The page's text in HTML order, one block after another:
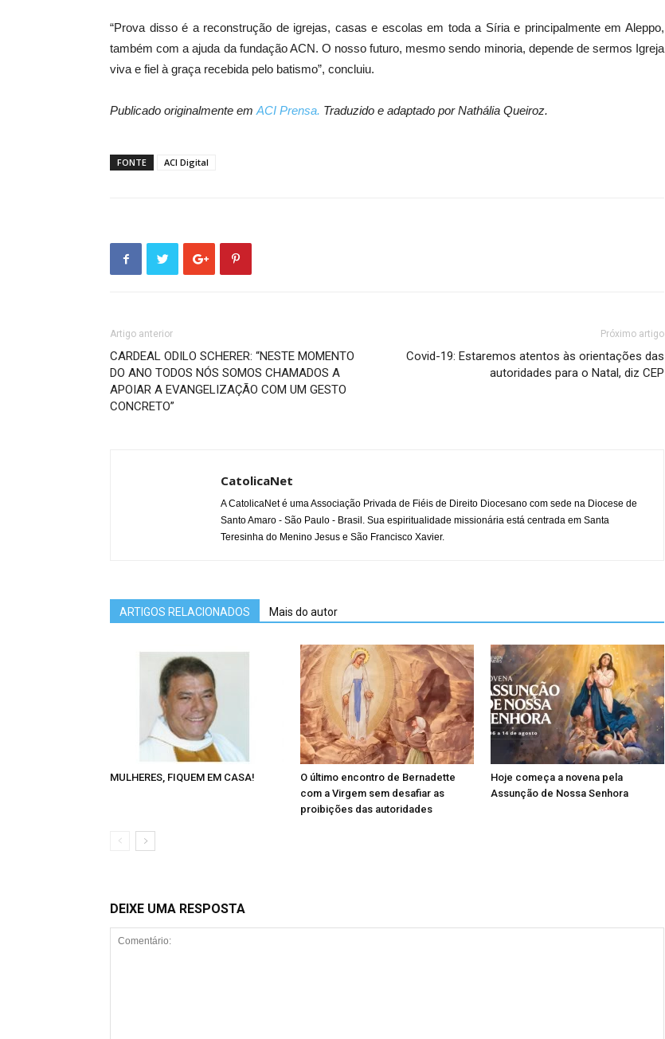
“Prova disso é a reconstrução de igrejas, casas e escolas em toda a Síria e principalmente em Aleppo,
também com a ajuda da fundação ACN. O nosso futuro, mesmo sendo minoria, depende de sermos Igreja
viva e fiel à graça recebida pelo batismo”, concluiu.
Publicado originalmente em ACI Prensa. Traduzido e adaptado por Nathália Queiroz.
FONTE ACI Digital
Artigo anterior
CARDEAL ODILO SCHERER: “NESTE MOMENTO
DO ANO TODOS NÓS SOMOS CHAMADOS A
APOIAR A EVANGELIZAÇÃO COM UM GESTO
CONCRETO”
Próximo artigo
Covid-19: Estaremos atentos às orientações das
autoridades para o Natal, diz CEP
CatolicaNet
A CatolicaNet é uma Associação Privada de Fiéis de Direito Diocesano com sede na Diocese de
Santo Amaro - São Paulo - Brasil. Sua espiritualidade missionária está centrada em Santa
Teresinha do Menino Jesus e São Francisco Xavier.
ARTIGOS RELACIONADOS Mais do autor
MULHERES, FIQUEM EM CASA!
O último encontro de Bernadette
com a Virgem sem desafiar as
proibições das autoridades
Hoje começa a novena pela
Assunção de Nossa Senhora
DEIXE UMA RESPOSTA